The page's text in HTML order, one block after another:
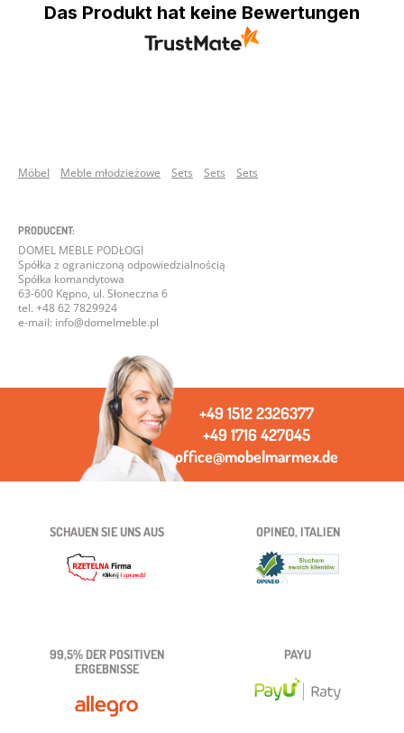
Das Produkt hat keine Bewertungen
Möbel Meble młodzieżowe Sets Sets Sets
PRODUCENT:
DOMEL MEBLE PODŁOGI
Spółka z ograniczoną odpowiedzialnością
Spółka komandytowa
63-600 Kępno, ul. Słoneczna 6
tel. +48 62 7829924
e-mail: info@domelmeble.pl
+49 1512 2326377
+49 1716 427045
office@mobelmarmex.de
SCHAUEN SIE UNS AUS OPINEO, ITALIEN
99,5% DER POSITIVEN
ERGEBNISSE
PAYU